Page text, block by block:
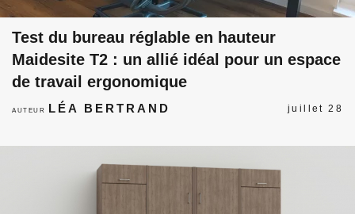
Test du bureau réglable en hauteur
Maidesite T2 : un allié idéal pour un espace
de travail ergonomique
AUTEUR LÉA BERTRAND juillet 28